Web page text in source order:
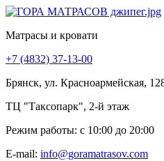
Матрасы и кровати
+7 (4832) 37-13-00
Брянск, ул. Красноармейская,
ТЦ "Таксопарк", 2-й этаж
Режим работы: c 10:00 до 20:00
E-mail: info@goramatrasov.com